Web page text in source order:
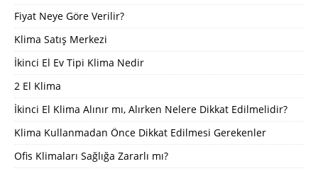
Fiyat Neye Göre Verilir?
Klima Satış Merkezi
İkinci El Ev Tipi Klima Nedir
2 El Klima
İkinci El Klima Alınır mı, Alırken Nelere Dikkat Edilmelidir?
Klima Kullanmadan Önce Dikkat Edilmesi Gerekenler
Ofis Klimaları Sağlığa Zararlı mı?